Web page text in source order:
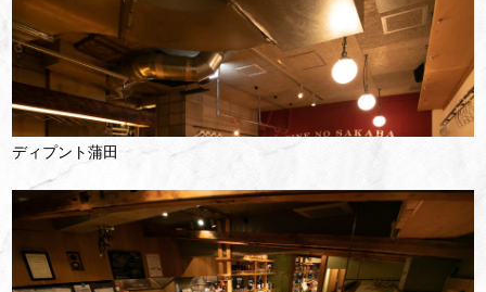
ディプント蒲田